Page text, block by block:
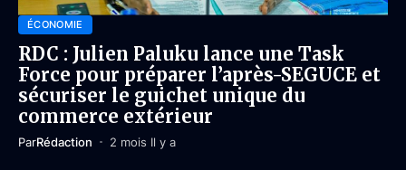
ÉCONOMIE
RDC : Julien Paluku lance une Task
Force pour préparer l’après-SEGUCE et
sécuriser le guichet unique du
commerce extérieur
ParRédaction 2 mois Il y a